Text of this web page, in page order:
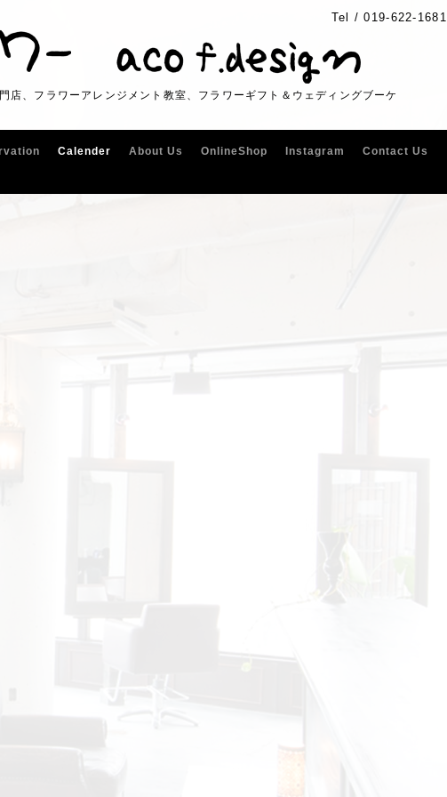
Tel /019-622-1681
店、フラワーアレンジメント教室、フラワーギフト＆ウェディングブーケ
Calender About Us OnlineShop Instagram
Contact Us